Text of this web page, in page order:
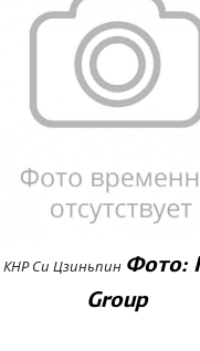
КНР Си Цзиньпин Фото:
Group